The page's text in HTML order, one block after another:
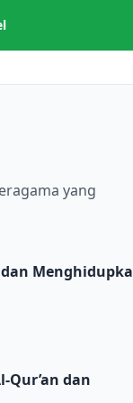
yang
Kembali Ruh
Tafsir
Qur’an dan